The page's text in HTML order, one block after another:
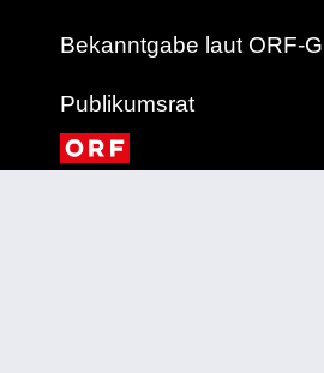
Bekanntgabe laut ORF-G
Publikumsrat